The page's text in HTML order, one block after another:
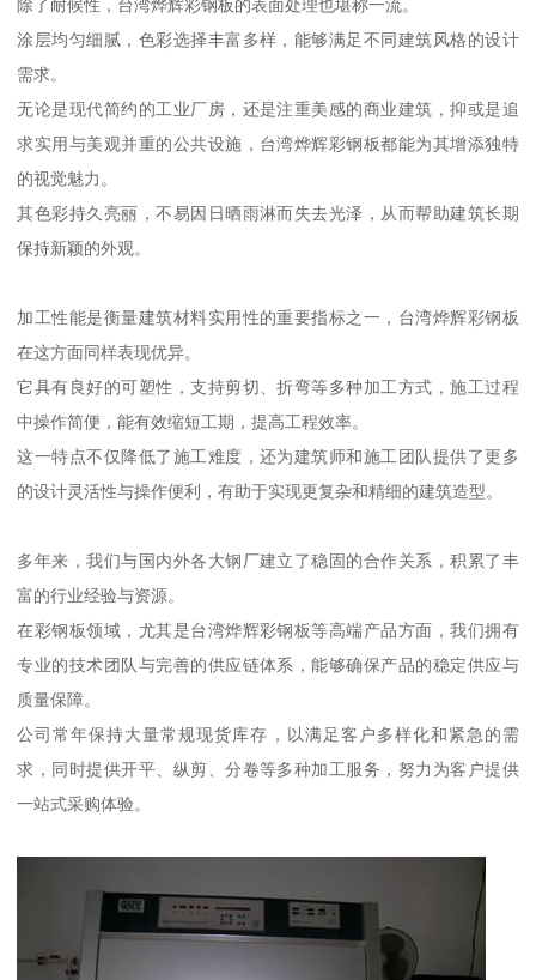
除了耐候性，台湾烨辉彩钢板的表面处理也堪称一流。
涂层均匀细腻，色彩选择丰富多样，能够满足不同建筑风格的设计
需求。
无论是现代简约的工业厂房，还是注重美感的商业建筑，抑或是追
求实用与美观并重的公共设施，台湾烨辉彩钢板都能为其增添独特
的视觉魅力。
其色彩持久亮丽，不易因日晒雨淋而失去光泽，从而帮助建筑长期
保持新颖的外观。
加工性能是衡量建筑材料实用性的重要指标之一，台湾烨辉彩钢板
在这方面同样表现优异。
它具有良好的可塑性，支持剪切、折弯等多种加工方式，施工过程
中操作简便，能有效缩短工期，提高工程效率。
这一特点不仅降低了施工难度，还为建筑师和施工团队提供了更多
的设计灵活性与操作便利，有助于实现更复杂和精细的建筑造型。
多年来，我们与国内外各大钢厂建立了稳固的合作关系，积累了丰
富的行业经验与资源。
在彩钢板领域，尤其是台湾烨辉彩钢板等高端产品方面，我们拥有
专业的技术团队与完善的供应链体系，能够确保产品的稳定供应与
质量保障。
公司常年保持大量常规现货库存，以满足客户多样化和紧急的需
求，同时提供开平、纵剪、分卷等多种加工服务，努力为客户提供
一站式采购体验。